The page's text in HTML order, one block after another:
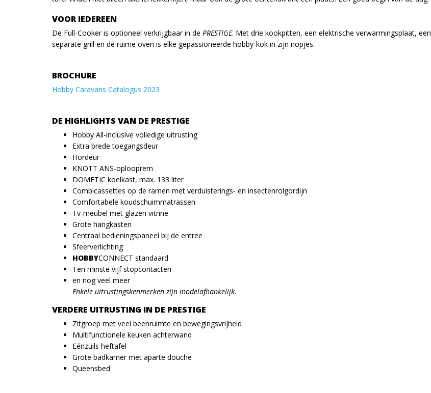
VOOR IEDEREEN
De Full-Cooker is optioneel verkrijgbaar in de PRESTIGE. Met drie kookpitten, een elektrische verwarmingsplaat, een
separate grill en de ruime oven is elke gepassioneerde hobby-kok in zijn nopjes.
BROCHURE
Hobby Caravans Catalogus 2023
DE HIGHLIGHTS VAN DE PRESTIGE
Hobby All-inclusive volledige uitrusting
Extra brede toegangsdeur
Hordeur
KNOTT ANS-oplooprem
DOMETIC koelkast, max. 133 liter
Combicassettes op de ramen met verduisterings- en insectenrolgordijn
Comfortabele koudschuimmatrassen
Tv-meubel met glazen vitrine
Grote hangkasten
Centraal bedieningspaneel bij de entree
Sfeerverlichting
HOBBYCONNECT standaard
Ten minste vijf stopcontacten
en nog veel meer
Enkele uitrustingskenmerken zijn modelafhankelijk.
VERDERE UITRUSTING IN DE PRESTIGE
Zitgroep met veel beenruimte en bewegingsvrijheid
Multifunctionele keuken achterwand
Eénzuils heftafel
Grote badkamer met aparte douche
Queensbed